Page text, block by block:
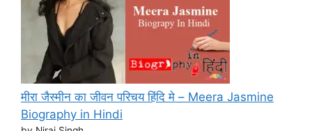
मीरा जैस्मीन का जीवन परिचय हिंदि मे – Meera Jasmine
Biography in Hindi